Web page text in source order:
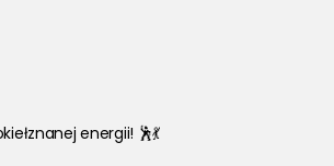
energii! 🕺💃